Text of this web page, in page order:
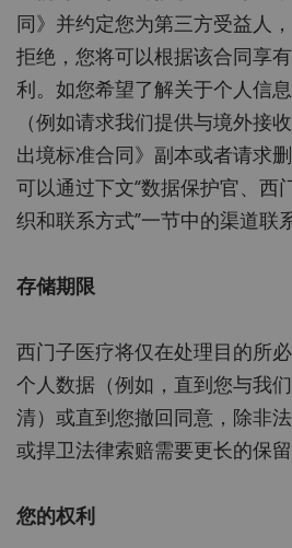
同》并约定您为第三方受益人
拒绝，您将可以根据该合同享
利。如您希望了解关于个人信
（例如请求我们提供与境外接
出境标准合同》副本或者请求
可以通过下文“数据保护官、西
织和联系方式”一节中的渠道联
存储期限
西门子医疗将仅在处理目的所
个人数据（例如，直到您与我
清）或直到您撤回同意，除非
或捍卫法律索赔需要更长的保留
您的权利